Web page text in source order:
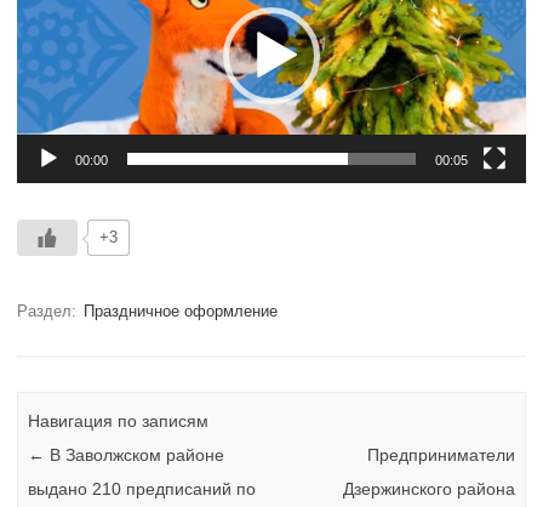
00:00 00:05
+3
Раздел: Праздничное оформление
Навигация по записям
← В Заволжском районе
выдано 210 предписаний по
Предприниматели
Дзержинского района